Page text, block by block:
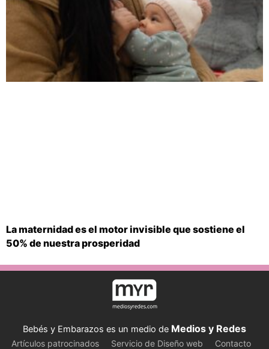
La maternidad es el motor invisible que sostiene el
50% de nuestra prosperidad
Bebés y Embarazos es un medio de Medios y Redes
Artículos patrocinados Servicio de Diseño web
Contacto